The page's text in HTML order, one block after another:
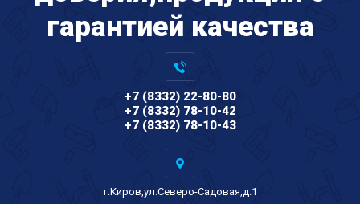
гарантией качества
+7 (8332) 22-80-80
+7 (8332) 78-10-42
+7 (8332) 78-10-43
г.Киров,ул.Северо-Садовая,д.1